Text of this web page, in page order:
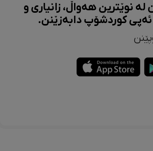
لە نوێترین هەواڵ، زانیاری و
ئەپی کوردشۆپ دابەزێنن.